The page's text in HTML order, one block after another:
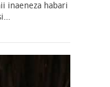
inaeneza habari